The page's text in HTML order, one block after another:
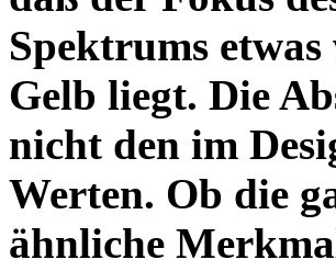
Spektrums
Gelb liegt. Die
nicht den im
Werten. Ob die
ähnliche